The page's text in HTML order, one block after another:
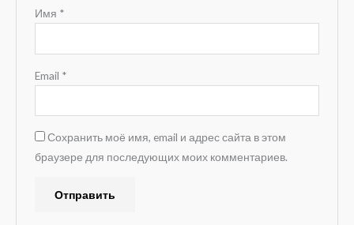
Имя *
Email *
Сохранить моё имя, email и адрес сайта в этом
браузере для последующих моих комментариев.